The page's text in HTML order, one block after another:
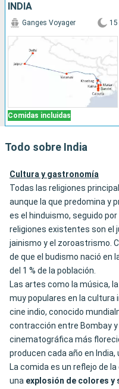
INDIA
Comidas incluidas
Ganges Voyager 15
Todo sobre India
Cultura y gastronomía
Todas las religiones
aunque la que predomina y
es el hinduismo, seguido
religiones existentes son el
jainismo y el zoroastrismo.
de que el budismo nació en
del 1 % de la población.
Las artes como la música,
muy populares en la cultura
cine indio, conocido
contracción entre Bombay
cinematográfica más
producen cada año en India,
La comida es un reflejo de
una explosión de colores y